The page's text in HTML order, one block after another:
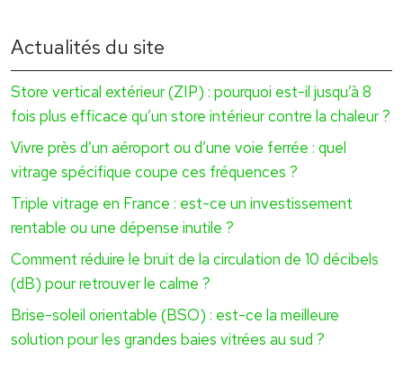
Actualités du site
Store vertical extérieur (ZIP) : pourquoi est-il jusqu’à 8
fois plus efficace qu’un store intérieur contre la chaleur ?
Vivre près d’un aéroport ou d’une voie ferrée : quel
vitrage spécifique coupe ces fréquences ?
Triple vitrage en France : est-ce un investissement
rentable ou une dépense inutile ?
Comment réduire le bruit de la circulation de 10 décibels
(dB) pour retrouver le calme ?
Brise-soleil orientable (BSO) : est-ce la meilleure
solution pour les grandes baies vitrées au sud ?